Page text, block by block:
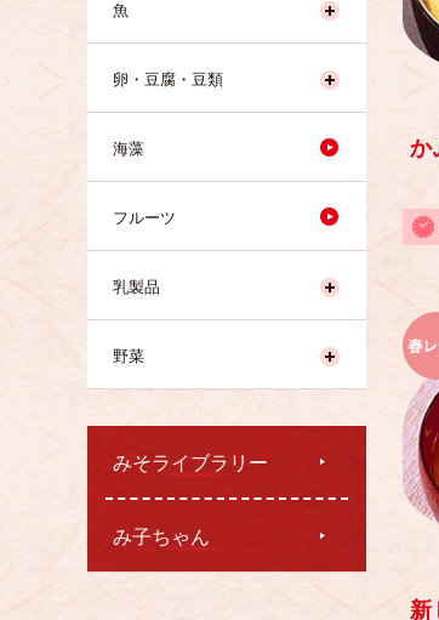
か
新
魚
卵・豆腐・豆類
海藻
フルーツ
乳製品
野菜
みそライブラリー
み子ちゃん